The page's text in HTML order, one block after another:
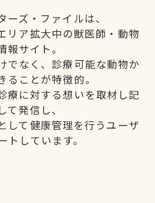
ーズ・ファイルは、
リア拡大中の獣医師・動物
報サイト。
でなく、診療可能な動物か
ることが特徴的。
療に対する想いを取材し記
て発信し、
して健康管理を行うユーザ
トしています。